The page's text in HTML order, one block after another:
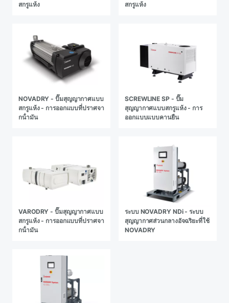
สกรูแห้ง
สกรูแห้ง
NOVADRY - ปั๊มสุญญากาศแบบ
สกรูแห้ง - การออกแบบที่ปราศจา
กน้ํามัน
SCREWLINE SP - ปั๊ม
สุญญากาศแบบสกรูแห้ง - การ
ออกแบบแบบคานยืน
VARODRY - ปั๊มสุญญากาศแบบ
สกรูแห้ง - การออกแบบที่ปราศจา
กน้ํามัน
ระบบ NOVADRY NDi - ระบบ
สุญญากาศส่วนกลางอัจฉริยะที่ใช้
NOVADRY